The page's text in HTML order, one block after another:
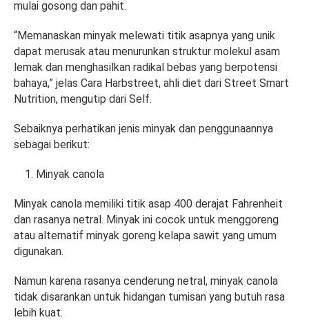
mulai gosong dan pahit.
“Memanaskan minyak melewati titik asapnya yang unik
dapat merusak atau menurunkan struktur molekul asam
lemak dan menghasilkan radikal bebas yang berpotensi
bahaya,” jelas Cara Harbstreet, ahli diet dari Street Smart
Nutrition, mengutip dari Self.
Sebaiknya perhatikan jenis minyak dan penggunaannya
sebagai berikut:
Minyak canola
Minyak canola memiliki titik asap 400 derajat Fahrenheit
dan rasanya netral. Minyak ini cocok untuk menggoreng
atau alternatif minyak goreng kelapa sawit yang umum
digunakan.
Namun karena rasanya cenderung netral, minyak canola
tidak disarankan untuk hidangan tumisan yang butuh rasa
lebih kuat.